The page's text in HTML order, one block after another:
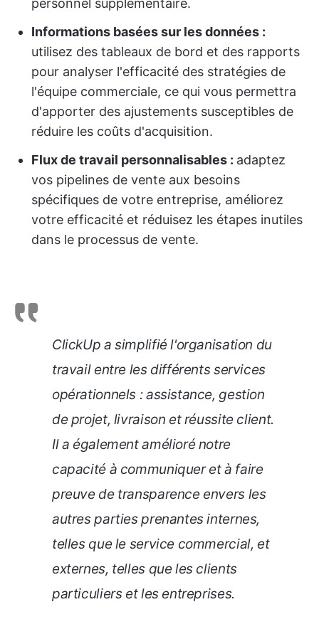
Informations basées sur les données :
utilisez des tableaux de bord et des rapports
pour analyser l'efficacité des stratégies de
l'équipe commerciale, ce qui vous permettra
d'apporter des ajustements susceptibles de
réduire les coûts d'acquisition.
Flux de travail personnalisables : adaptez
vos pipelines de vente aux besoins
spécifiques de votre entreprise, améliorez
votre efficacité et réduisez les étapes inutiles
dans le processus de vente.
ClickUp a simplifié l'organisation du
travail entre les différents services
opérationnels : assistance, gestion
de projet, livraison et réussite client.
Il a également amélioré notre
capacité à communiquer et à faire
preuve de transparence envers les
autres parties prenantes internes,
telles que le service commercial, et
externes, telles que les clients
particuliers et les entreprises.